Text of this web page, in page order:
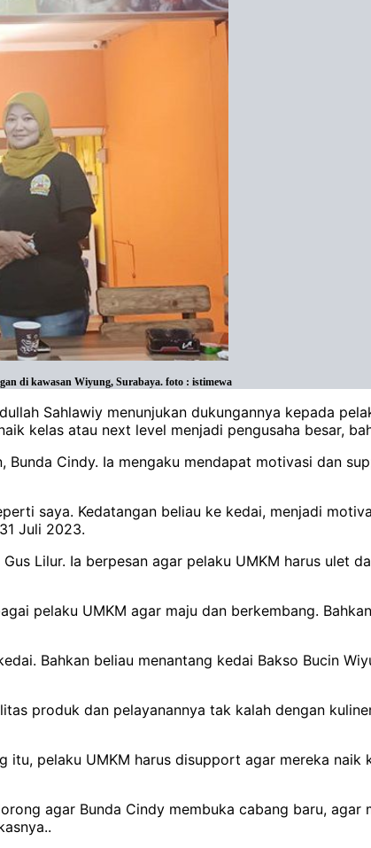
di kawasan Wiyung, Surabaya. foto : istimewa
Sahlawiy menunjukan dukungannya kepada
kelas atau next level menjadi pengusaha besar,
Cindy. Ia mengaku mendapat motivasi dan
saya. Kedatangan beliau ke kedai, menjadi
Juli 2023.
Lilur. Ia berpesan agar pelaku UMKM harus ulet
pelaku UMKM agar maju dan berkembang.
Bahkan beliau menantang kedai Bakso Bucin
produk dan pelayanannya tak kalah dengan
itu, pelaku UMKM harus disupport agar mereka
agar Bunda Cindy membuka cabang baru,